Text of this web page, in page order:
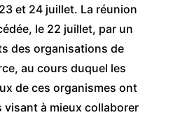
et 24 juillet. La réunion
le 22 juillet, par un
des organisations de
au cours duquel les
de ces organismes ont
à mieux collaborer